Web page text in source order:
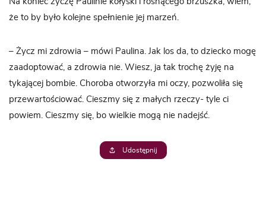
że to by było kolejne spełnienie jej marzeń.
– Życz mi zdrowia – mówi Paulina. Jak los da, to dziecko mogę
zaadoptować, a zdrowia nie. Wiesz, ja tak trochę żyję na
tykającej bombie. Choroba otworzyła mi oczy, pozwoliła się
przewartościować. Cieszmy się z małych rzeczy- tyle ci
powiem. Cieszmy się, bo wielkie mogą nie nadejść.
Udostępnij